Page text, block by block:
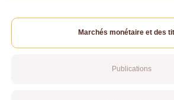
Marchés monétaire et des
Publications